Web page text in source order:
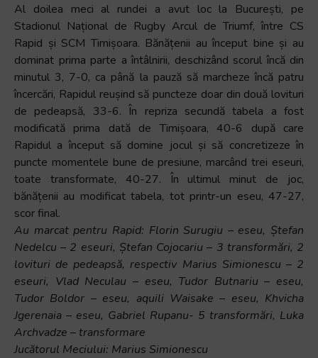
Al doilea meci al rundei a avut loc la București, pe
Stadionul Național de Rugby Arcul de Triumf, între CS
Rapid și SCM Timișoara. Bănățenii au început bine și au
dominat prima parte a întâlnirii, deschizând scorul încă din
minutul 3, 7-0, ca până la pauză să marcheze încă patru
încercări, Rapidul reușind să puncteze doar din două lovituri
de pedeapsă, 33-6. În repriza secundă tabela a fost
modificată prima dată de Timișoara, 40-6 după care
Rapidul a început să domine jocul și să concretizeze în
puncte momentele bune de presiune, marcând trei eseuri,
toate transformate, 40-27. În ultimul minut de joc,
bănățenii au modificat tabela, tot printr-un eseu, 47-27,
scor final.
Au marcat pentru Rapid: Florin Surugiu – eseu, Ștefan
Nedelcu – 2 eseuri, Ștefan Cojocariu – 3 transformări, 2
lovituri de pedeapsă, respectiv Marius Simionescu – 2
eseuri, Vlad Neculau – eseu, Tudor Butnariu – eseu,
Tudor Boldor – eseu, aquili Waisake – eseu, Khvicha
Jgerenaia – eseu, Gabriel Rupanu- 5 transformări, Luka
Archvadze – transformare
Jucătorul Meciului: Marius Simionescu